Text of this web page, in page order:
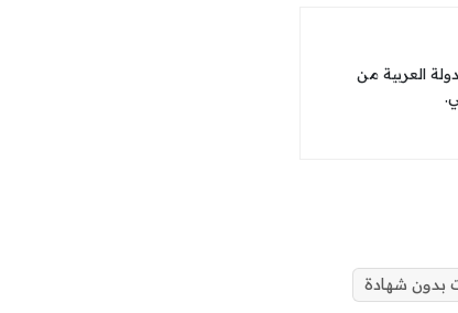
العربية من
بدون شهادة